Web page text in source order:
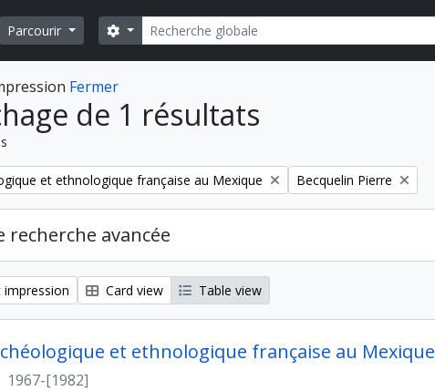
Parcourir Rechercher
Search options
Fermer
de 1 résultats
et ethnologique française au Mexique Remove filter:
Becquelin Pierre
recherche avancée
impression Card view Table view
et ethnologique française au Mexique
1967-[1982]